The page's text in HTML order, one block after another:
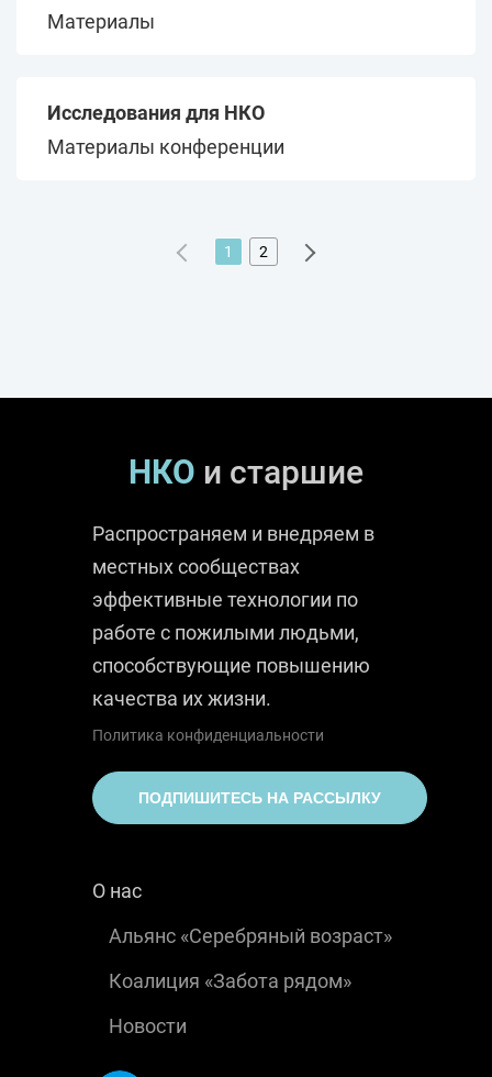
Материалы
Исследования для НКО
Материалы конференции
1 2
НКО и старшие
Распространяем и внедряем в
местных сообществах
эффективные технологии по
работе с пожилыми людьми,
способствующие повышению
качества их жизни.
Политика конфиденциальности
ПОДПИШИТЕСЬ НА РАССЫЛКУ
О нас
Альянс «Серебряный возраст»
Коалиция «Забота рядом»
Новости